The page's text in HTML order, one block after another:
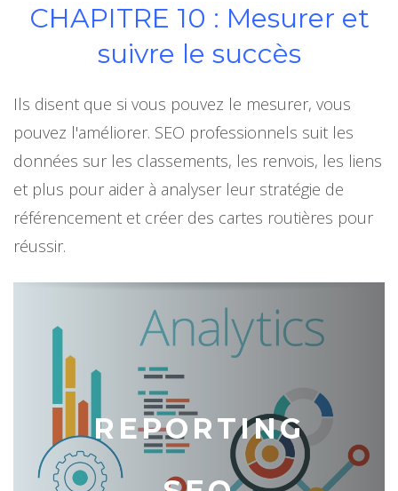
CHAPITRE 10 : Mesurer et
suivre le succès
Ils disent que si vous pouvez le mesurer, vous
pouvez l'améliorer. SEO professionnels suit les
données sur les classements, les renvois, les liens
et plus pour aider à analyser leur stratégie de
référencement et créer des cartes routières pour
réussir.
REPORTING